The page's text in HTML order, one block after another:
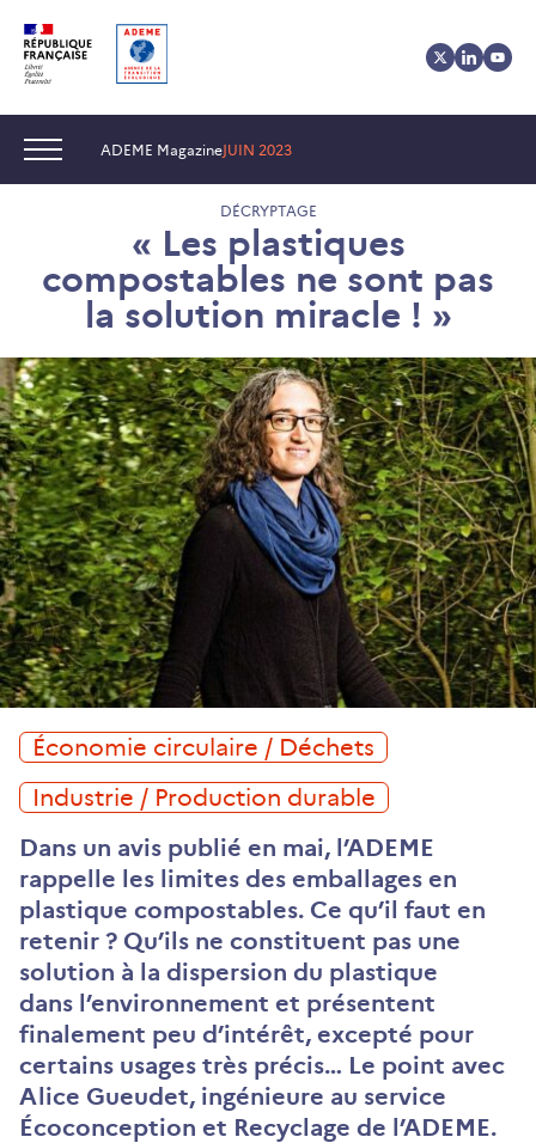
au
contenu
au
menu
des
cookies
Navigation :ADEME MagazineJUIN 2023
DÉCRYPTAGE
« Les plastiques
compostables ne sont pas
la solution miracle ! »
Économie circulaire / Déchets
Industrie / Production durable
Dans un avis publié en mai, l’ADEME
rappelle les limites des emballages en
plastique compostables. Ce qu’il faut en
retenir ? Qu’ils ne constituent pas une
solution à la dispersion du plastique
dans l’environnement et présentent
finalement peu d’intérêt, excepté pour
certains usages très précis… Le point avec
Alice Gueudet, ingénieure au service
Écoconception et Recyclage de l’ADEME.